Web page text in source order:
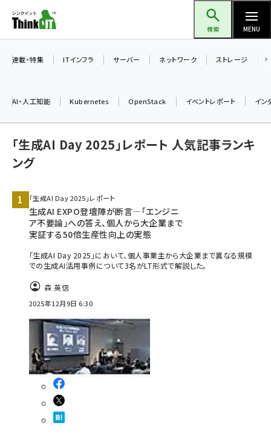
ン
ツ
検索 MENU
北海道をのんびり旅する晴山佳須夫のヒント集！ (2050)
drupal (1966)
abc123 (1371)
ai crunch (1365)
連載・特集 ITインフラ サーバー ネットワーク ストレージ
AI・人工知能 Kubernetes OpenStack イベントレポート イン
「生成AI Day 2025」レポート 人気記事ランキ
ング
「生成AI Day 2025」レポート
生成AI EXPO登壇陣が断言―「エンジニ
ア不要論」への答え、個人から大企業まで
実証する50倍生産性向上の実態
「生成AI Day 2025」において、個人事業主から大企業まで異なる規模
での生成AI活用事例について3名がLT形式で解説した。
森 英信
2025年12月9日 6:30